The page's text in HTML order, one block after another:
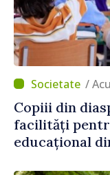
/
Copiii din
facilități
educațional